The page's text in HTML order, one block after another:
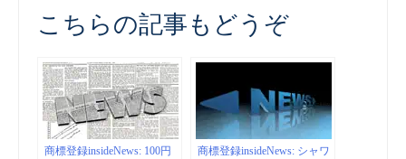
こちらの記事もどうぞ
商標登録insideNews: 100円
商標登録insideNews: シャワ